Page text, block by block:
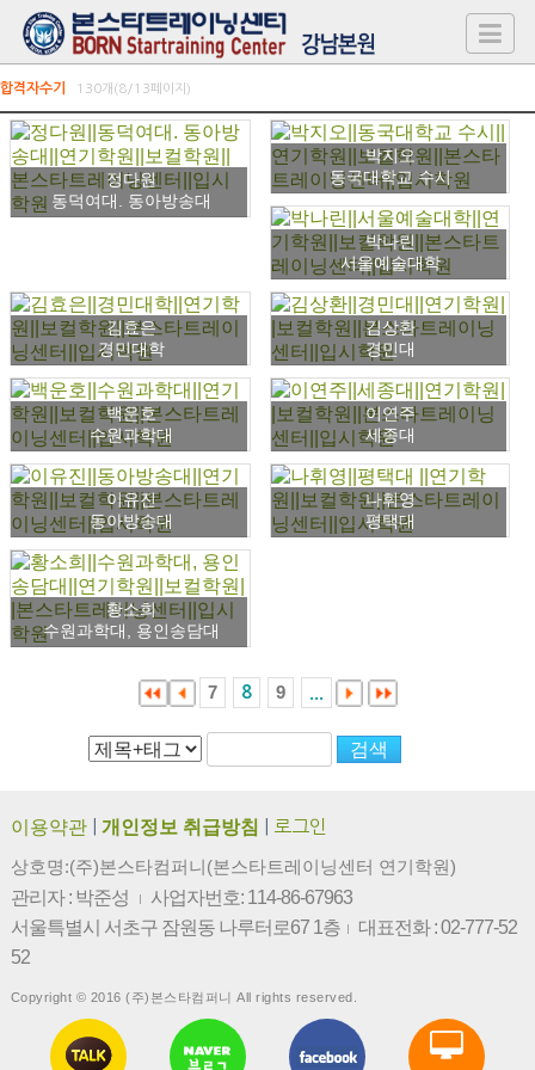
합격자수기 130개(8/13페이지)
정다원
동덕여대. 동아방송대
박지오
동국대학교 수시
박나린
서울예술대학
김효은
경민대학
김상환
경민대
백운호
수원과학대
이연주
세종대
이유진
동아방송대
나휘영
평택대
황소희
수원과학대, 용인송담대
7 8 9
이용약관 개인정보 취급방침 로그인
상호명:(주)본스타컴퍼니(본스타트레이닝센터 연기학원)
관리자 : 박준성
사업자번호: 114-86-67963
서울특별시 서초구 잠원동 나루터로67 1층
대표전화 : 02-777-52
52
Copyright © 2016 (주)본스타컴퍼니 All rights reserved.